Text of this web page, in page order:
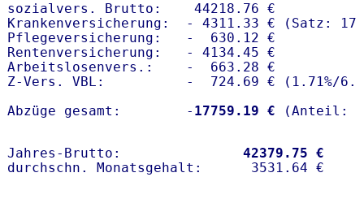
sozialvers. Brutto:    44218.76 €
Krankenversicherung:  - 4311.33 € (Satz:
Pflegeversicherung:   -  630.12 €
Rentenversicherung:   - 4134.45 €
Arbeitslosenvers.:    -  663.28 €
Z-Vers. VBL:          -  724.69 € ( 1.71%/
Abzüge gesamt:        - 17759.19 €
Jahres-Brutto: 42379.75 €